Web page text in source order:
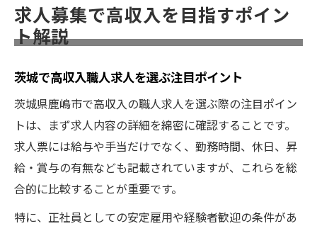
求人募集で高収入を目指すポイン
ト解説
茨城で高収入職人求人を選ぶ注目ポイント
茨城県鹿嶋市で高収入の職人求人を選ぶ際の注目ポイン
トは、まず求人内容の詳細を綿密に確認することです。
求人票には給与や手当だけでなく、勤務時間、休日、昇
給・賞与の有無なども記載されていますが、これらを総
合的に比較することが重要です。
特に、正社員としての安定雇用や経験者歓迎の条件があ